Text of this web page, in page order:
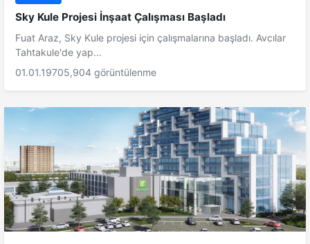
Sky Kule Projesi İnşaat Çalışması Başladı
Fuat Araz, Sky Kule projesi için çalışmalarına başladı. Avcılar
Tahtakule'de yap...
01.01.19705,904 görüntülenme